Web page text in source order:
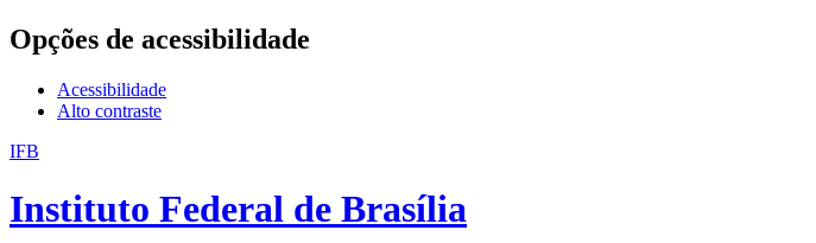
Opções de acessibilidade
Acessibilidade
Alto contraste
IFB
Instituto Federal de Brasília